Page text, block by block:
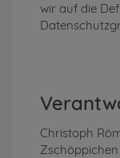
wir auf die
Christoph
Zschöppichen